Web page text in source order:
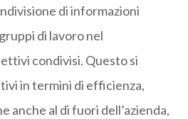
di informazioni
di lavoro nel
condivisi. Questo si
in termini di efficienza,
anche al di fuori dell’azienda,